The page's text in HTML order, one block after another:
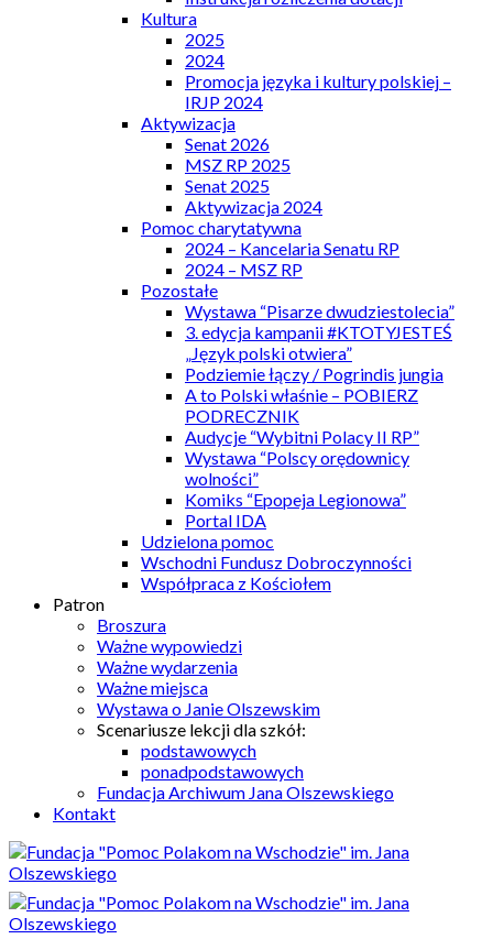
Kultura
2025
2024
Promocja języka i kultury polskiej –
IRJP 2024
Aktywizacja
Senat 2026
MSZ RP 2025
Senat 2025
Aktywizacja 2024
Pomoc charytatywna
2024 – Kancelaria Senatu RP
2024 – MSZ RP
Pozostałe
Wystawa “Pisarze dwudziestolecia”
3. edycja kampanii #KTOTYJESTEŚ
„Język polski otwiera”
Podziemie łączy / Pogrindis jungia
A to Polski właśnie – POBIERZ
PODRECZNIK
Audycje “Wybitni Polacy II RP”
Wystawa “Polscy orędownicy
wolności”
Komiks “Epopeja Legionowa”
Portal IDA
Udzielona pomoc
Wschodni Fundusz Dobroczynności
Współpraca z Kościołem
Patron
Broszura
Ważne wypowiedzi
Ważne wydarzenia
Ważne miejsca
Wystawa o Janie Olszewskim
Scenariusze lekcji dla szkół:
podstawowych
ponadpodstawowych
Fundacja Archiwum Jana Olszewskiego
Kontakt